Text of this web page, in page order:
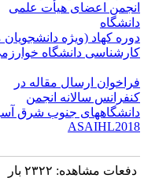
اعضای هیأت علمی
کهاد (ویژه دانشجویان
دانشگاه
ارسال مقاله در
سالانه انجمن
جنوب شرق آسیا
دفعات مشاهده: ۲۳۲۲ بار |